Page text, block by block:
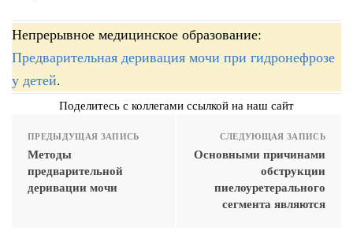
Непрерывное медицинское образование:
Предварительная деривация мочи при гидронефрозе
у детей.
Поделитесь с коллегами ссылкой на наш сайт
ПРЕДЫДУЩАЯ ЗАПИСЬ
Методы
предварительной
деривации мочи
СЛЕДУЮЩАЯ ЗАПИСЬ
Основными причинами
обструкции
пиелоуретерального
сегмента являются